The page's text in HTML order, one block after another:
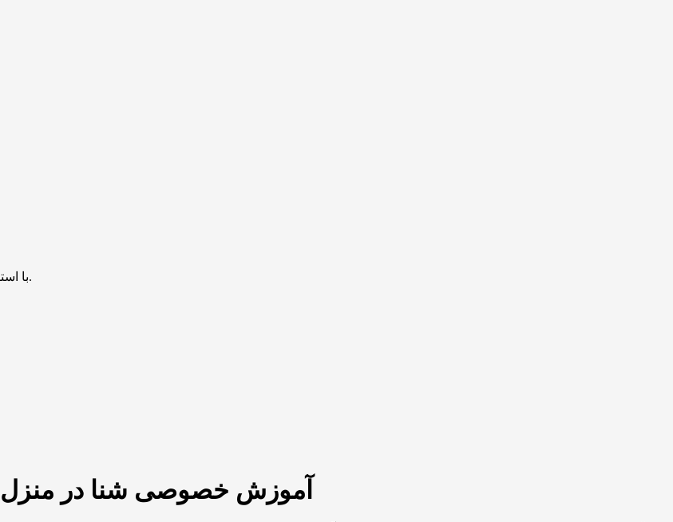
با استفاده از روش‌های زیر می‌توانید این صفحه را با دوستان خود به اشتراک بگذارید.
آموزش خصوصی شنا در